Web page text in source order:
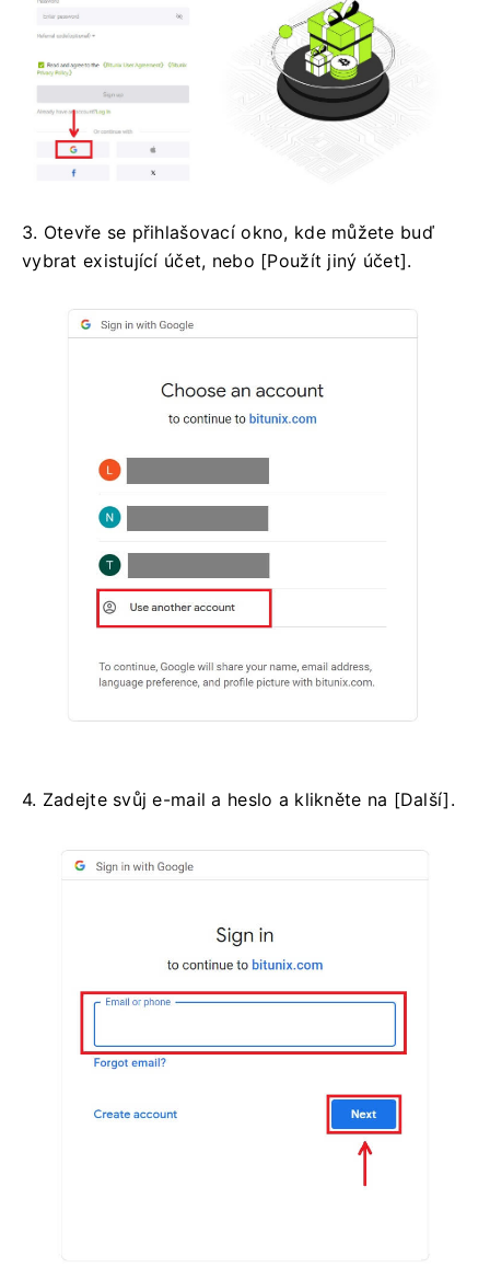
3. Otevře se přihlašovací okno, kde můžete buď
vybrat existující účet, nebo [Použít jiný účet].
4. Zadejte svůj e-mail a heslo a klikněte na [Další].